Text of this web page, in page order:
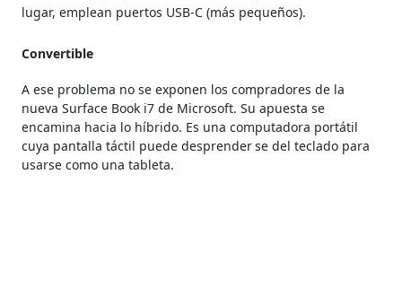
lugar, emplean puertos USB-C (más pequeños).
Convertible
A ese problema no se exponen los compradores de la
nueva Surface Book i7 de Microsoft. Su apuesta se
encamina hacia lo híbrido. Es una computadora portátil
cuya pantalla táctil puede desprenderse del teclado para
usarse como una tableta.